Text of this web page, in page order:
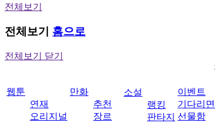
전체보기
전체보기 홈으로
전체보기 닫기
웹툰
연재
오리지널
만화
추천
장르
소설
랭킹
판타지
이벤트
기다리
선물함